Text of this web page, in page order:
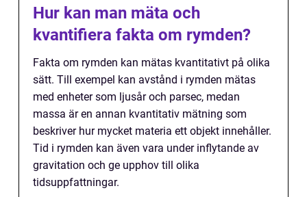
Hur kan man mäta och
kvantifiera fakta om rymden?
Fakta om rymden kan mätas kvantitativt på olika
sätt. Till exempel kan avstånd i rymden mätas
med enheter som ljusår och parsec, medan
massa är en annan kvantitativ mätning som
beskriver hur mycket materia ett objekt innehåller.
Tid i rymden kan även vara under inflytande av
gravitation och ge upphov till olika
tidsuppfattningar.